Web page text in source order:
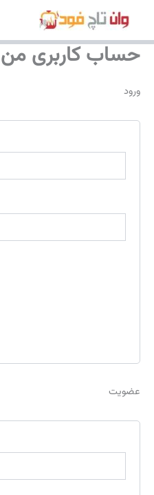
محتواحساب کاربری من
ورود
عضویت